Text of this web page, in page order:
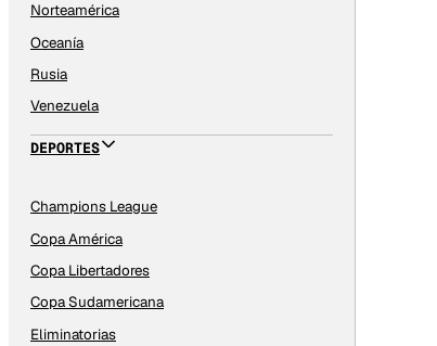
Norteamérica
Oceanía
Rusia
Venezuela
DEPORTES
Champions League
Copa América
Copa Libertadores
Copa Sudamericana
Eliminatorias